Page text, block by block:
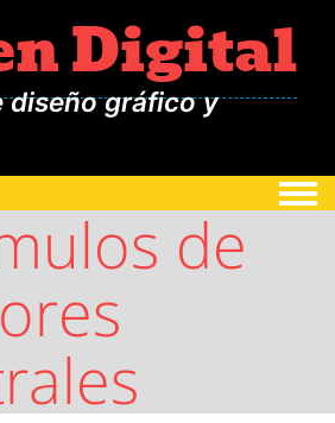
Digital
diseño gráfico y
de